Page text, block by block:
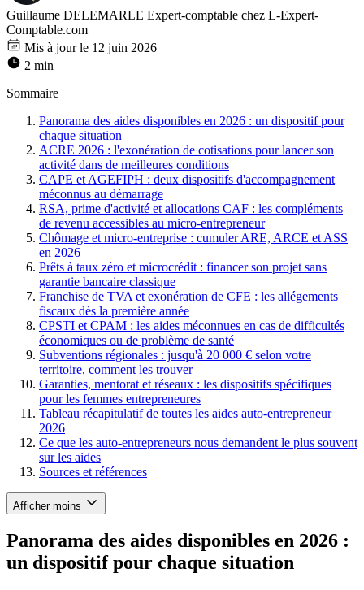
Guillaume DELEMARLE Expert-comptable chez L-Expert-
Comptable.com
Mis à jour le 12 juin 2026
2 min
Sommaire
Panorama des aides disponibles en 2026 : un dispositif pour
chaque situation
ACRE 2026 : l'exonération de cotisations pour lancer son
activité dans de meilleures conditions
CAPE et AGEFIPH : deux dispositifs d'accompagnement
méconnus au démarrage
RSA, prime d'activité et allocations CAF : les compléments
de revenu accessibles au micro-entrepreneur
Chômage et micro-entreprise : cumuler ARE, ARCE et ASS
en 2026
Prêts à taux zéro et microcrédit : financer son projet sans
garantie bancaire classique
Franchise de TVA et exonération de CFE : les allégements
fiscaux dès la première année
CPSTI et CPAM : les aides méconnues en cas de difficultés
économiques ou de problème de santé
Subventions régionales : jusqu'à 20 000 € selon votre
territoire, comment les trouver
Garanties, mentorat et réseaux : les dispositifs spécifiques
pour les femmes entrepreneures
Tableau récapitulatif de toutes les aides auto-entrepreneur
2026
Ce que les auto-entrepreneurs nous demandent le plus souvent
sur les aides
Sources et références
Afficher moins
Panorama des aides disponibles en 2026 :
un dispositif pour chaque situation